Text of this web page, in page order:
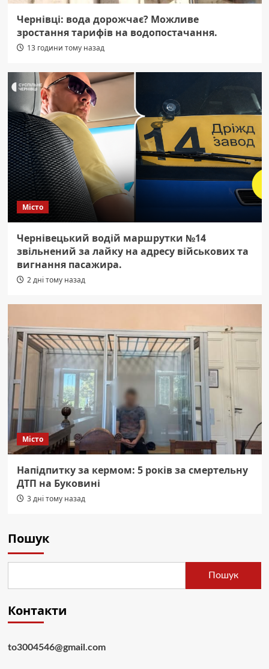
Чернівці: вода дорожчає? Можливе
зростання тарифів на водопостачання.
13 години тому назад
Місто
Чернівецький водій маршрутки №14
звільнений за лайку на адресу військових та
вигнання пасажира.
2 дні тому назад
Місто
Напідпитку за кермом: 5 років за смертельну
ДТП на Буковині
3 дні тому назад
Пошук
Пошук
Контакти
to3004546@gmail.com